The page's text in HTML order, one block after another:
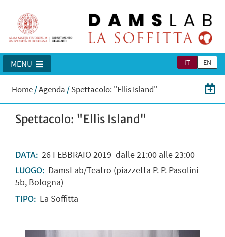
IT EN
MENU
Home/Agenda /Spettacolo: "Ellis Island"
Spettacolo: "Ellis Island"
DATA: 26FEBBRAIO 2019 dalle 21:00 alle 23:00
LUOGO: DamsLab/Teatro (piazzetta P. P. Pasolini
5b, Bologna)
TIPO: La Soffitta